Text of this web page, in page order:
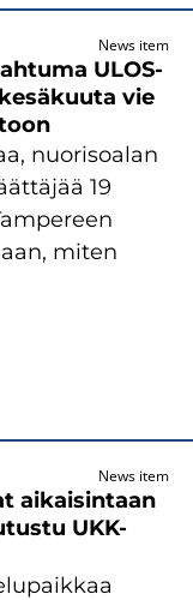
News item
ULOS-
kesäkuuta vie
nuorisoalan
19
miten
News item
aikaisintaan
UKK-